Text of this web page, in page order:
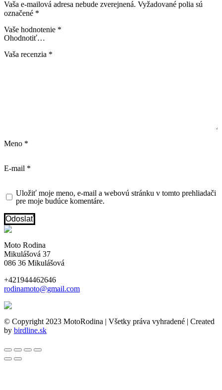
Vaša e-mailová adresa nebude zverejnená. Vyžadované polia sú
označené *
Vaše hodnotenie *
Vaša recenzia *
Meno *
E-mail *
Uložiť moje meno, e-mail a webovú stránku v tomto prehliadači
pre moje budúce komentáre.
Moto Rodina
Mikulášová 37
086 36 Mikulášová
+421944462646
rodinamoto@gmail.com
© Copyright 2023 MotoRodina | Všetky práva vyhradené | Created
by birdline.sk